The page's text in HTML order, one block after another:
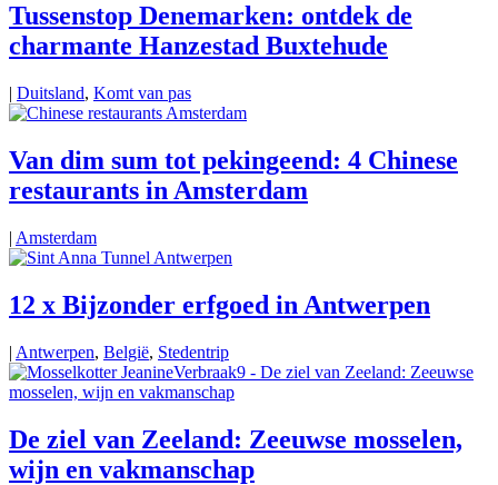
Tussenstop Denemarken: ontdek de
charmante Hanzestad Buxtehude
| Duitsland, Komt van pas
Van dim sum tot pekingeend: 4 Chinese
restaurants in Amsterdam
| Amsterdam
12 x Bijzonder erfgoed in Antwerpen
| Antwerpen, België, Stedentrip
De ziel van Zeeland: Zeeuwse mosselen,
wijn en vakmanschap